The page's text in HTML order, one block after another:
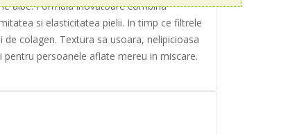
albe. Formula inovatoare combina
si elasticitatea pielii. In timp ce filtrele
colagen. Textura sa usoara, nelipicioasa
persoanele aflate mereu in miscare.